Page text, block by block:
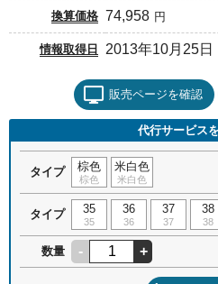
換算価格 74,958 円
情報取得日 2013年10月25日
販売ページを確認
代行サービス
タイプ 棕色
棕色
米白色
米白色
タイプ 35
35
36
36
37
37
38
38
数量 - +